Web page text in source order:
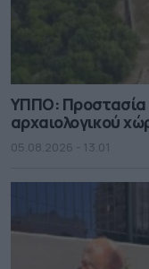
ΥΠΠΟ: Προστασία
αρχαιολογικού
05.08.2026 - 13.01